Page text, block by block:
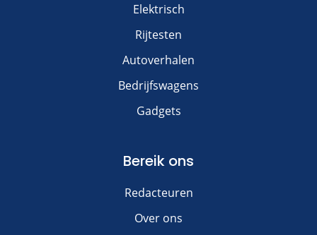
Elektrisch
Rijtesten
Autoverhalen
Bedrijfswagens
Gadgets
Bereik ons
Redacteuren
Over ons